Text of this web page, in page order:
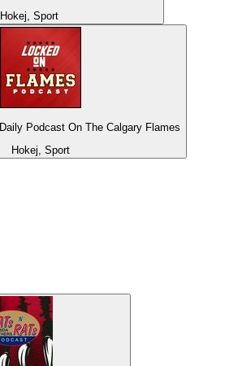
Hokej, Sport
Podcast On The Calgary Flames
Hokej, Sport